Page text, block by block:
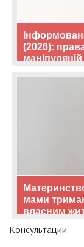
(2026):
мами
власним
Консультации